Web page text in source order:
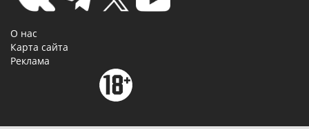
О нас
Карта сайта
Реклама